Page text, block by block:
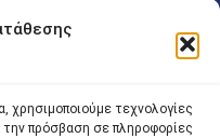
χρησιμοποιούμε τεχνολογίες
πρόσβαση σε πληροφορίες
χρονικό ή άλλο
στο γραφείο του
βάσει των